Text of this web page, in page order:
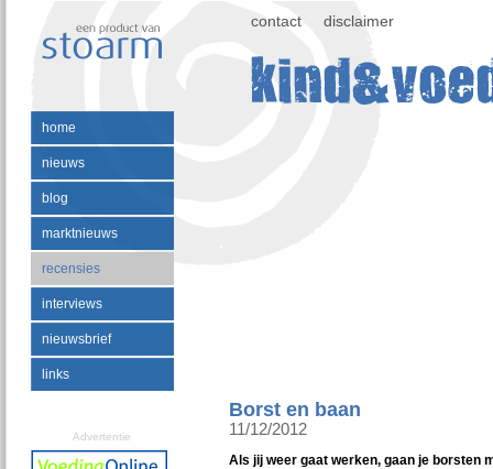
Borst en baan
11/12/2012
Als jij weer gaat werken, gaan je borsten
home
nieuws
blog
marktnieuws
recensies
interviews
nieuwsbrief
links
Advertentie
contact disclaimer